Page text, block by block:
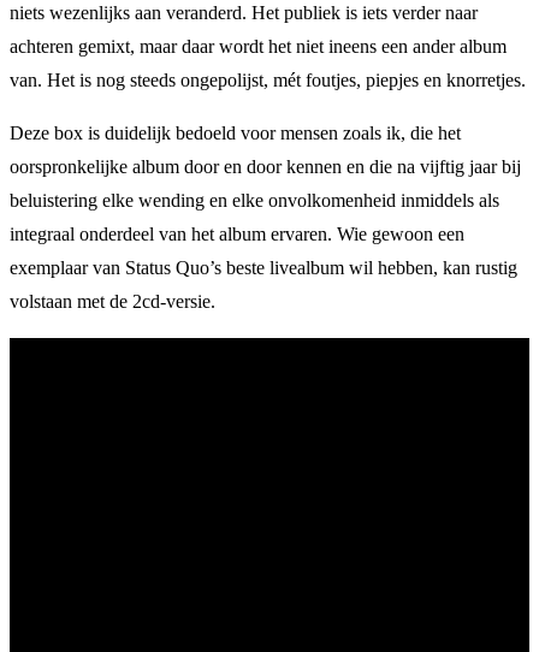
niets wezenlijks aan veranderd. Het publiek is iets verder naar
achteren gemixt, maar daar wordt het niet ineens een ander album
van. Het is nog steeds ongepolijst, mét foutjes, piepjes en knorretjes.
Deze box is duidelijk bedoeld voor mensen zoals ik, die het
oorspronkelijke album door en door kennen en die na vijftig jaar bij
beluistering elke wending en elke onvolkomenheid inmiddels als
integraal onderdeel van het album ervaren. Wie gewoon een
exemplaar van Status Quo’s beste livealbum wil hebben, kan rustig
volstaan met de 2cd-versie.